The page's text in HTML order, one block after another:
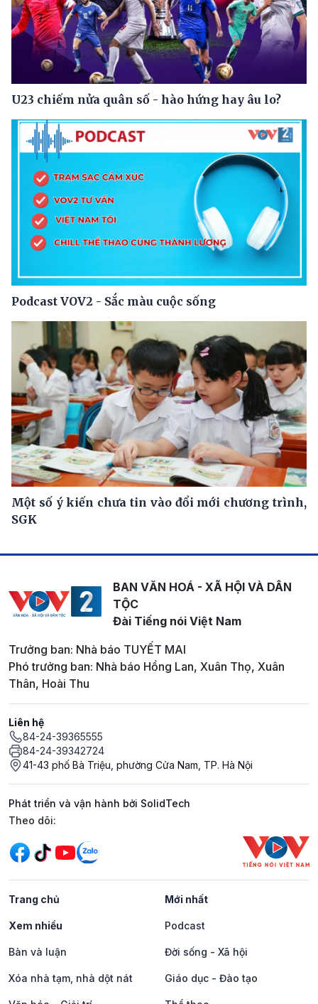
U23 chiếm nửa quân số - hào hứng hay âu lo?
Podcast VOV2 - Sắc màu cuộc sống
Một số ý kiến chưa tin vào đổi mới chương trình,
SGK
BAN VĂN HOÁ - XÃ HỘI VÀ DÂN
TỘC
Đài Tiếng nói Việt Nam
Trưởng ban: Nhà báo TUYẾT MAI
Phó trưởng ban: Nhà báo Hồng Lan, Xuân Thọ, Xuân
Thân, Hoài Thu
Liên hệ
84-24-39365555
84-24-39342724
41-43 phố Bà Triệu, phường Cửa Nam, TP. Hà Nội
Phát triển và vận hành bởi SolidTech
Mạng xã hội
Theo dõi:
Trang chủ Mới nhất
Xem nhiều Podcast
Bàn và luận Đời sống - Xã hội
Xóa nhà tạm, nhà dột nát Giáo dục - Đào tạo